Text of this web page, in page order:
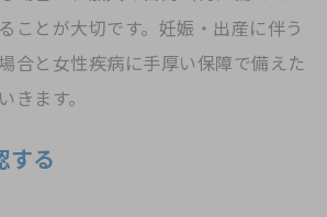
ことが大切です。妊娠・出産に伴う
合と女性疾病に手厚い保障で備えた
きます。
する